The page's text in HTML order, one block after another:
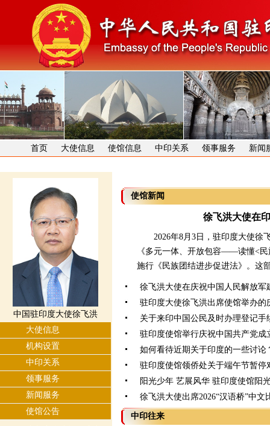
首页 大使信息 使馆信息 中印关系 领事服务 新闻
中国驻印度大使徐飞洪
大使信息
机构设置
中印关系
领事服务
新闻服务
使馆公告
使馆新闻
徐飞洪大使在
2026年8月3日，驻印度大使徐飞
《多元一体、开放包容——读懂<
施行《民族团结进步促进法》。这
徐飞洪大使在庆祝中国人民解放军
驻印度大使徐飞洪出席使馆举办
关于来印中国公民及时办理登记手
驻印度使馆举行庆祝中国共产党成
如何看待近期关于印度的一些讨论
驻印度使馆领侨处关于端午节暂停
阳光少年 艺展风华 驻印度使馆阳
徐飞洪大使出席2026“汉语桥”中
中印往来